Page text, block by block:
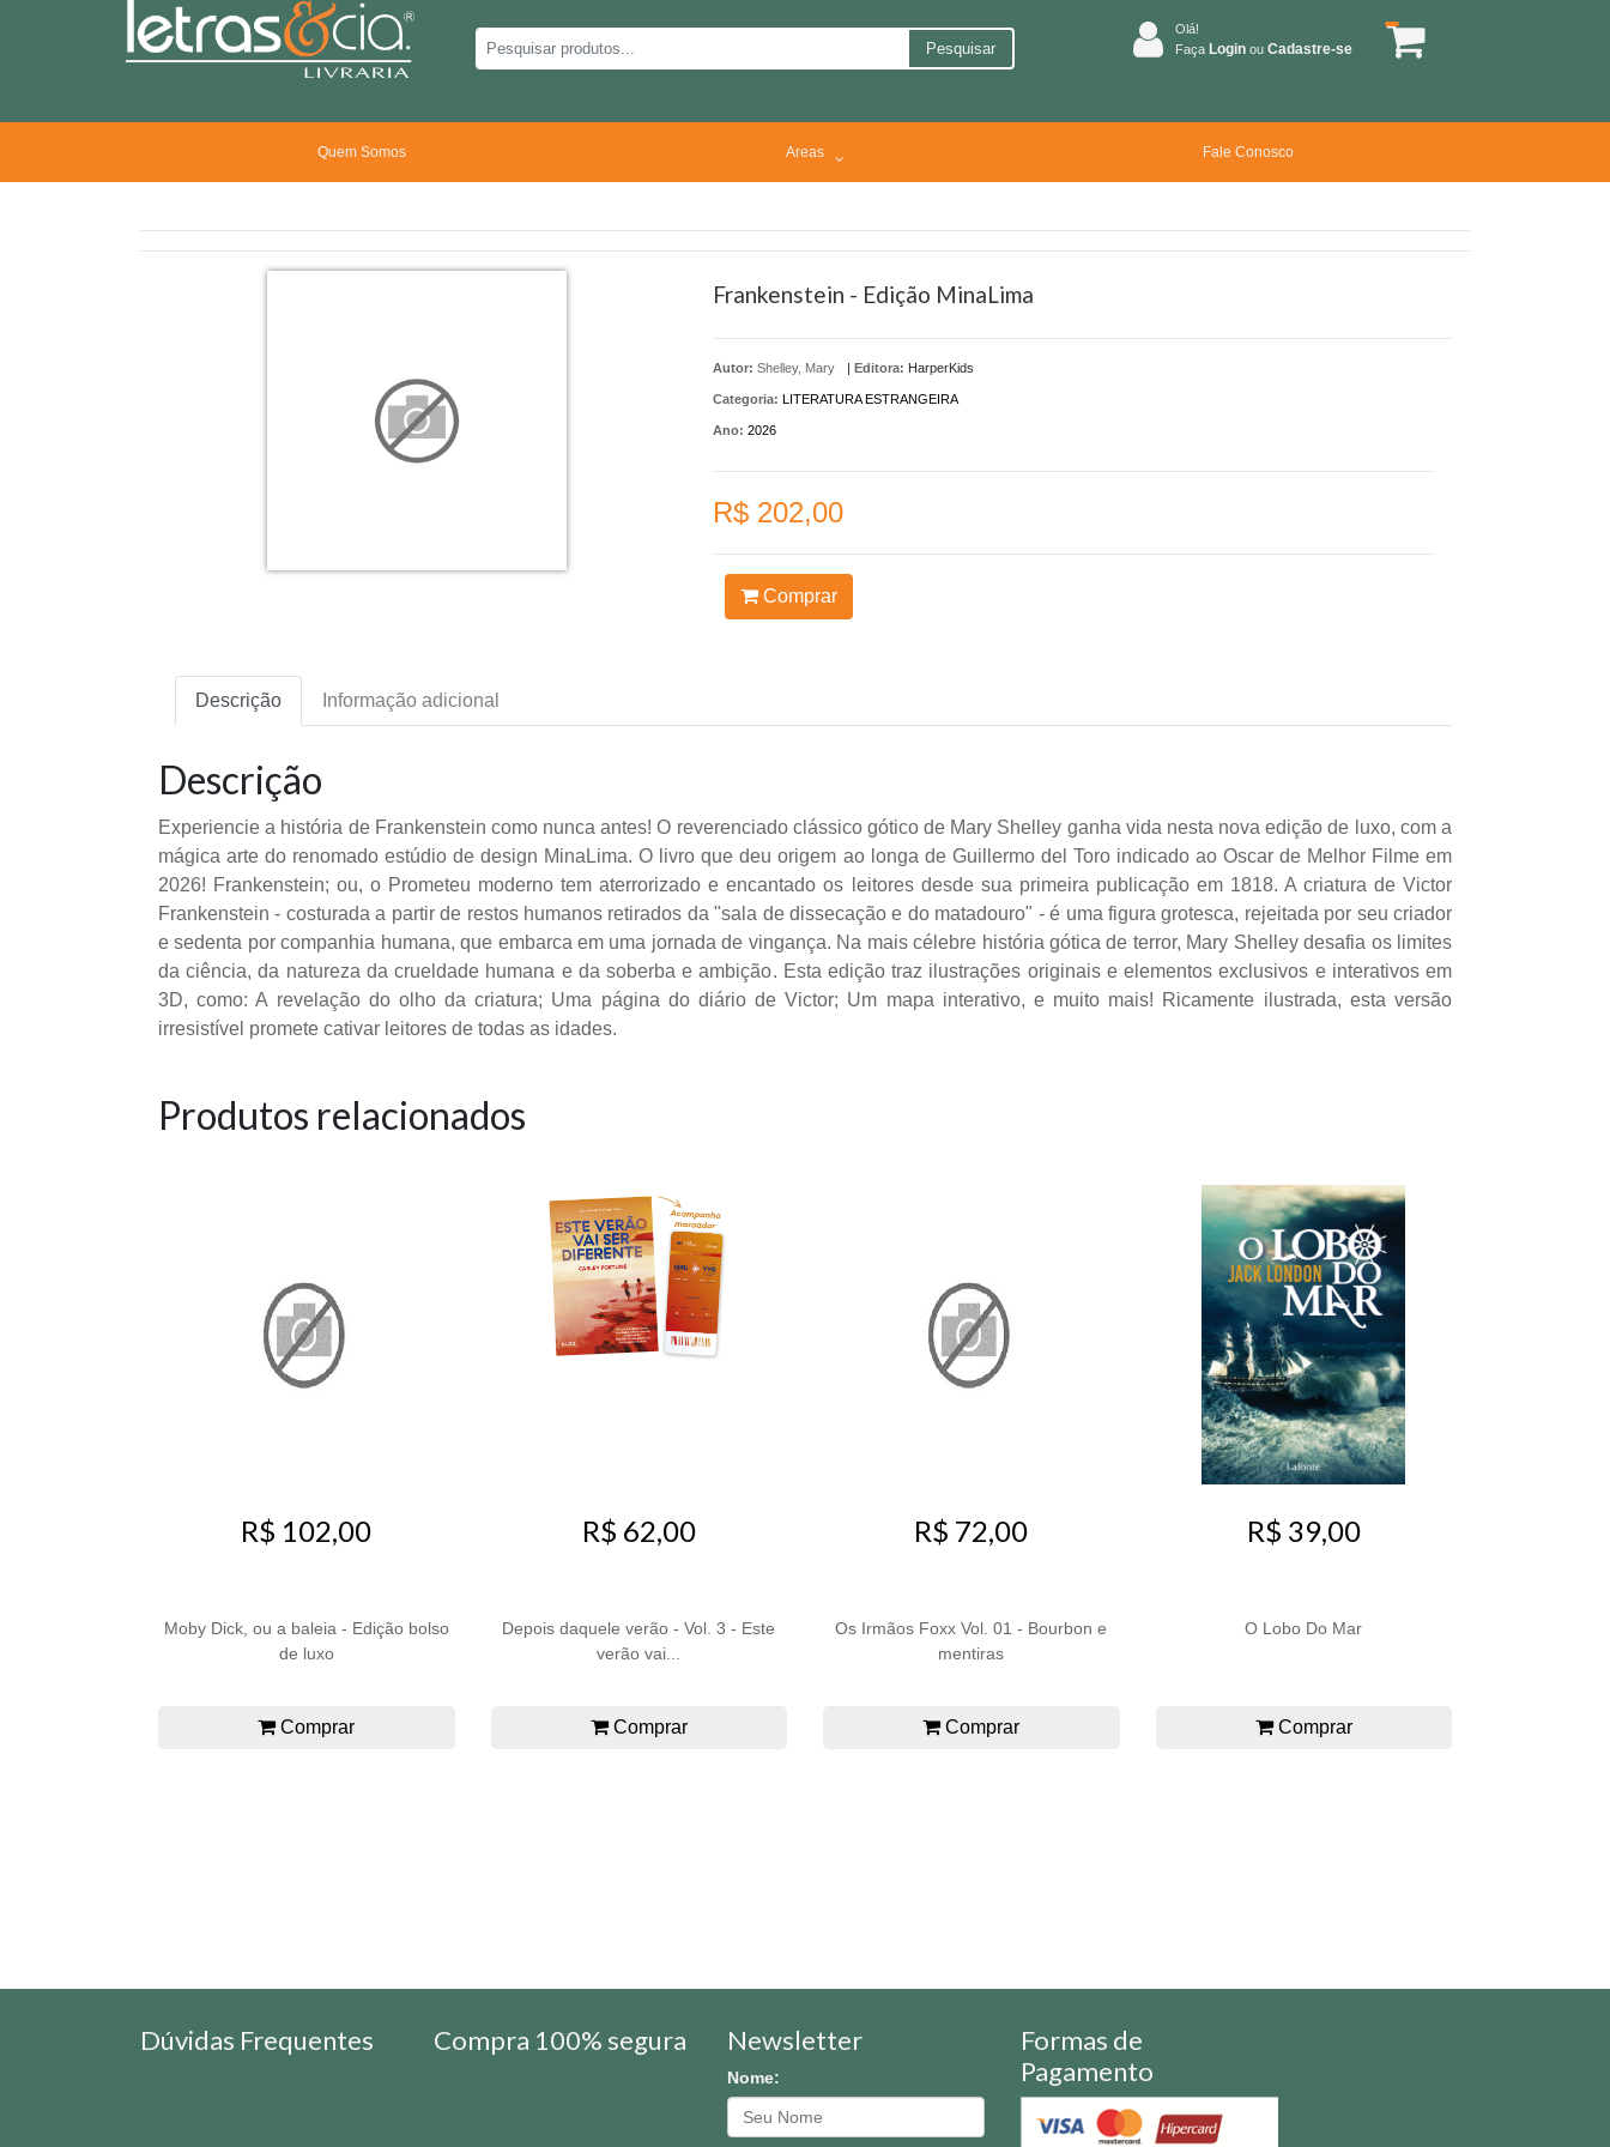
Pesquisar
Olá!
Faça Login ou Cadastre-se
Quem Somos Areas Fale Conosco
Frankenstein - Edição MinaLima
Autor: Shelley, Mary | Editora: HarperKids
Categoria: LITERATURA ESTRANGEIRA
Ano: 2026
R$ 202,00
Comprar
Descrição Informação adicional
Descrição
Experiencie a história de Frankenstein como nunca antes! O reverenciado clássico gótico de Mary Shelley ganha vida nesta nova edição de luxo, com a
mágica arte do renomado estúdio de design MinaLima. O livro que deu origem ao longa de Guillermo del Toro indicado ao Oscar de Melhor Filme em
2026! Frankenstein; ou, o Prometeu moderno tem aterrorizado e encantado os leitores desde sua primeira publicação em 1818. A criatura de Victor
Frankenstein - costurada a partir de restos humanos retirados da "sala de dissecação e do matadouro" - é uma figura grotesca, rejeitada por seu criador
e sedenta por companhia humana, que embarca em uma jornada de vingança. Na mais célebre história gótica de terror, Mary Shelley desafia os limites
da ciência, da natureza da crueldade humana e da soberba e ambição. Esta edição traz ilustrações originais e elementos exclusivos e interativos em
3D, como: A revelação do olho da criatura; Uma página do diário de Victor; Um mapa interativo, e muito mais! Ricamente ilustrada, esta versão
irresistível promete cativar leitores de todas as idades.
Produtos relacionados
R$ 102,00
Moby Dick, ou a baleia - Edição bolso
de luxo
Comprar
R$ 62,00
Depois daquele verão - Vol. 3 - Este
verão vai...
Comprar
R$ 72,00
Os Irmãos Foxx Vol. 01 - Bourbon e
mentiras
Comprar
R$ 39,00
O Lobo Do Mar
Comprar
Dúvidas Frequentes Compra 100% segura Newsletter
Nome:
Formas de
Pagamento